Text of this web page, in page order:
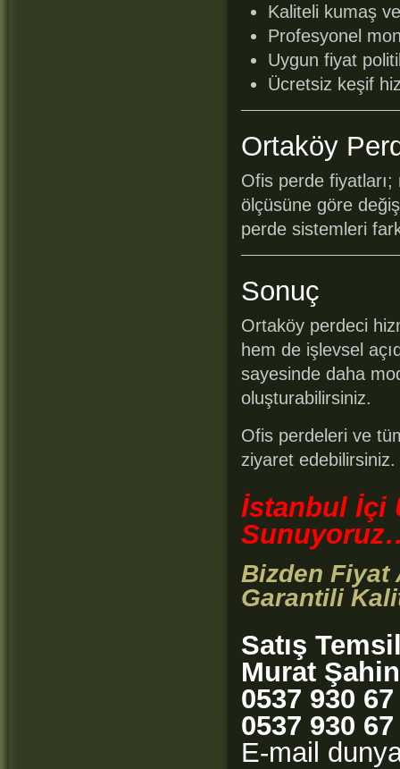
Kaliteli kumaş
Profesyonel
Uygun fiyat
Ücretsiz keşif
Ortaköy
Ofis perde
ölçüsüne göre
perde sistemleri
Sonuç
Ortaköy perdeci
hem de işlevsel
sayesinde daha
oluşturabilirsiniz.
Ofis perdeleri ve
ziyaret edebilirsiniz.
İstanbul İçi
Bizden Fiyat
Garantili
Satış
Murat Şahin
0537 930
0537 930
E-mail